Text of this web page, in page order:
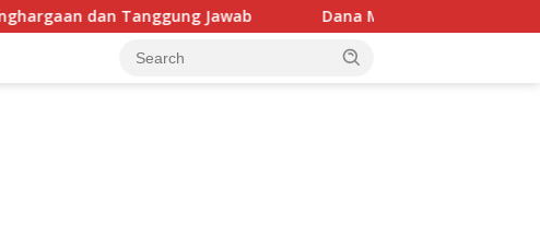
Dana Media Belum Terbayarkan, Kadis Kominfotik,Dwi